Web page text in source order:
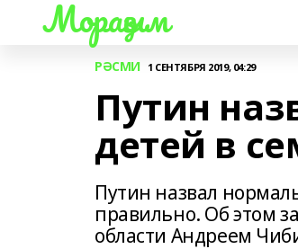
Мораҙым
РӘСМИ 1 СЕНТЯБРЯ 2019, 04:29
Путин
детей в
Путин назвал
правильно. Об этом
области Андреем